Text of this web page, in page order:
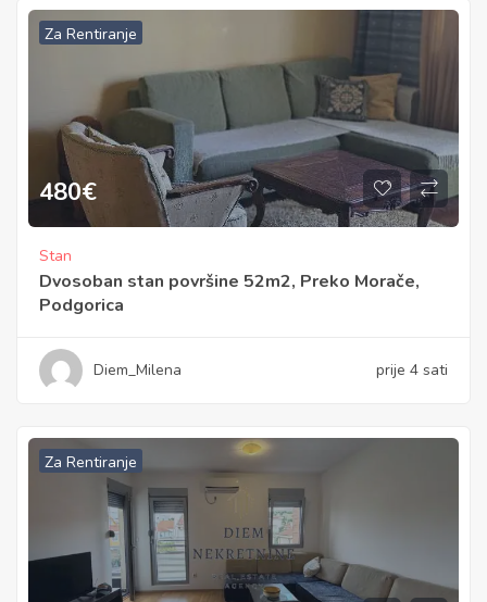
Za Rentiranje
480€
Stan
Dvosoban stan površine 52m2, Preko Morače,
Podgorica
Diem_Milena prije 4 sati
Za Rentiranje